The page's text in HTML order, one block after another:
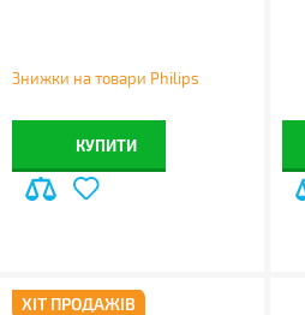
Знижки на товари Philips
КУПИТИ
ХІТ ПРОДАЖІВ